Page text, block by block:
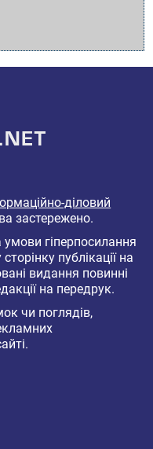
діловий
застережено.
умови гіперпосилання
публікації на
видання повинні
на передрук.
чи поглядів,